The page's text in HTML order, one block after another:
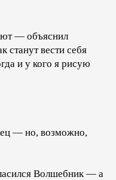
— объяснил
станут вести себя
и у кого я рисую
— но, возможно,
Волшебник — а